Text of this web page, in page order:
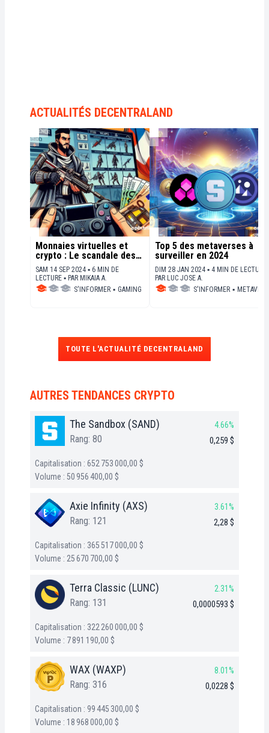
ACTUALITÉS DECENTRALAND
Monnaies virtuelles et
crypto : Le scandale des
géants du gaming
manipulateurs éclate
SAM 14 SEP 2024 ▪ 6 MIN DE
LECTURE ▪ PAR MIKAIA A.
S'INFORMER ▪ GAMING
Top 5 des metaverses à
surveiller en 2024
DIM 28 JAN 2024 ▪ 4 MIN DE LECTURE
PAR LUC JOSE A.
S'INFORMER ▪
TOUTE L'ACTUALITÉ DECENTRALAND
AUTRES TENDANCES CRYPTO
The Sandbox (SAND)
Rang: 80
4.66%
0,259 $
Capitalisation : 652 753 000,00 $
Volume : 50 956 400,00 $
Axie Infinity (AXS)
Rang: 121
3.61%
2,28 $
Capitalisation : 365 517 000,00 $
Volume : 25 670 700,00 $
Terra Classic (LUNC)
Rang: 131
2.31%
0,0000593 $
Capitalisation : 322 260 000,00 $
Volume : 7 891 190,00 $
WAX (WAXP)
Rang: 316
8.01%
0,0228 $
Capitalisation : 99 445 300,00 $
Volume : 18 968 000,00 $